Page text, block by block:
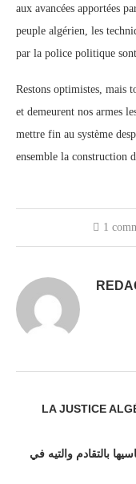
aux avancées apportées
peuple algérien, les
par la police politique
Restons optimistes, mais
et demeurent nos armes
mettre fin au système
ensemble la construction
1
LA JUSTICE
بالتقادم والتيه في